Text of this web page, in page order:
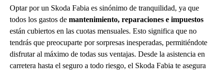
Optar por un Skoda Fabia es sinónimo de tranquilidad, ya que
todos los gastos de mantenimiento, reparaciones e impuestos
están cubiertos en las cuotas mensuales. Esto significa que no
tendrás que preocuparte por sorpresas inesperadas, permitiéndote
disfrutar al máximo de todas sus ventajas. Desde la asistencia en
carretera hasta el seguro a todo riesgo, el Skoda Fabia te asegura